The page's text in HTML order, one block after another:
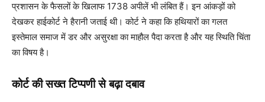
प्रशासन के फैसलों के खिलाफ 1738 अपीलें भी लंबित हैं। इन आंकड़ों को
देखकर हाईकोर्ट ने हैरानी जताई थी। कोर्ट ने कहा कि हथियारों का गलत
इस्तेमाल समाज में डर और असुरक्षा का माहौल पैदा करता है और यह स्थिति चिंता
का विषय है।
कोर्ट की सख्त टिप्पणी से बढ़ा दबाव